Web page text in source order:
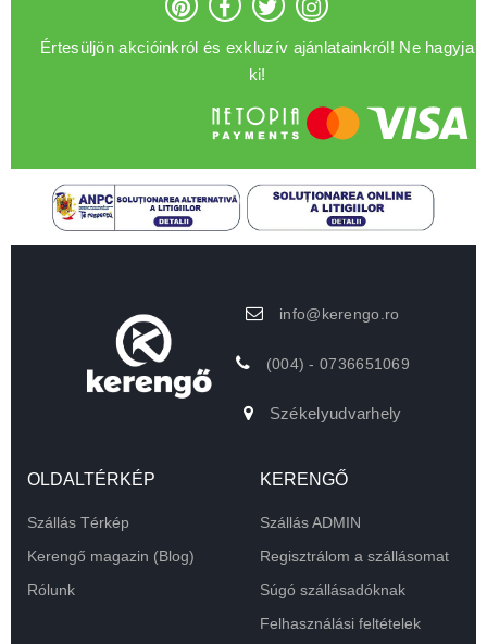
Értesüljön akcióinkról és exkluzív ajánlatainkról! Ne hagyja
ki!
info@kerengo.ro
(004) - 0736651069
Székelyudvarhely
OLDALTÉRKÉP
Szállás Térkép
Kerengő magazin (Blog)
Rólunk
KERENGŐ
Szállás ADMIN
Regisztrálom a szállásomat
Súgó szállásadóknak
Felhasználási feltételek